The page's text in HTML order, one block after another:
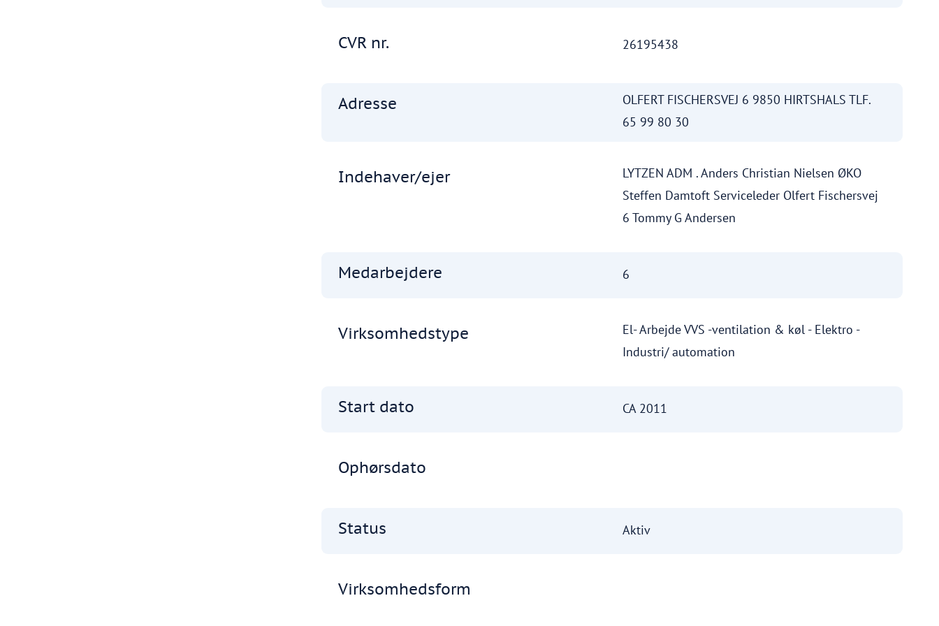
CVR nr. 26195438
Adresse
OLFERT FISCHERSVEJ 6 9850 HIRTSHALS TLF.
65 99 80 30
Indehaver/ejer
LYTZEN ADM . Anders Christian Nielsen ØKO
Steffen Damtoft Serviceleder Olfert Fischersvej
6 Tommy G Andersen
Medarbejdere 6
Virksomhedstype
El- Arbejde VVS -ventilation & køl - Elektro -
Industri/ automation
Start dato CA 2011
Ophørsdato
Status Aktiv
Virksomhedsform